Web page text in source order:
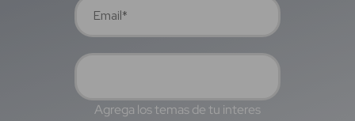
Agrega los temas de tu interes